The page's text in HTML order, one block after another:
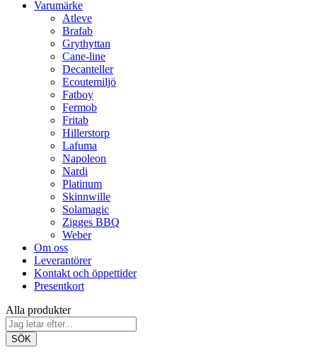
Varumärke
Atleve
Brafab
Grythyttan
Cane-line
Decanteller
Ecoutemiljö
Fatboy
Fermob
Fritab
Hillerstorp
Lafuma
Napoleon
Nardi
Platinum
Skinnwille
Solamagic
Zigges BBQ
Weber
Om oss
Leverantörer
Kontakt och öppettider
Presentkort
Alla produkter
SÖK